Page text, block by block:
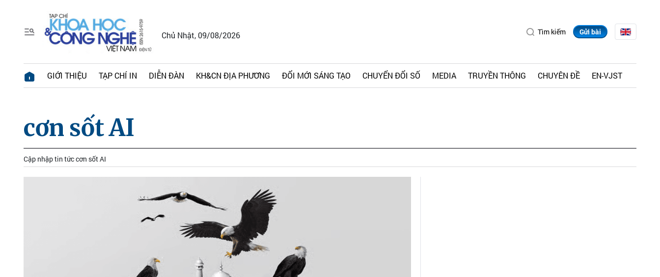
Chủ Nhật, 09/08/2026 Tìm kiếm Gửi bài
GIỚI THIỆU TẠP CHÍ IN DIỄN ĐÀN KH&CN ĐỊA PHƯƠNG ĐỔI MỚI SÁNG TẠO CHUYỂN ĐỔI SỐ MEDIA TRUYỀN THÔNG CHUYÊN ĐỀ EN-VJST
cơn sốt AI
Cập nhập tin tức cơn sốt AI